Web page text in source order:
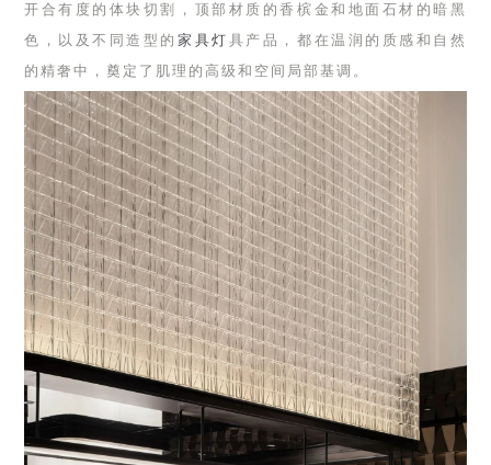
开合有度的体块切割，顶部材质的香槟金和地面石材的暗黑
色，以及不同造型的家具灯 具产品，都在温润的质感和自然
的精奢中，奠定了肌理的高级和空间局部基调。